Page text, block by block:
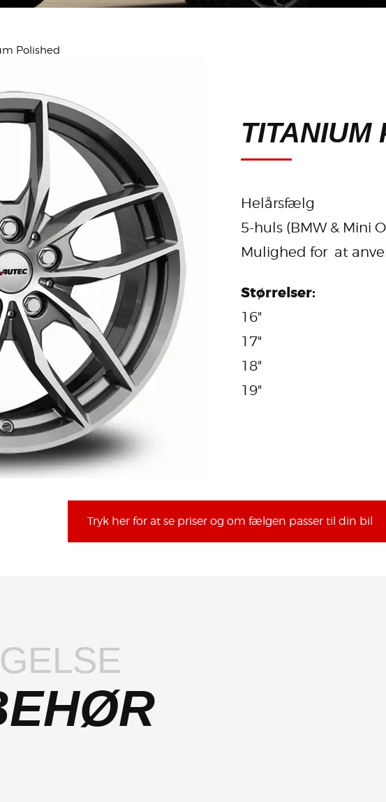
Polished
TITANIUM
Helårsfælg
5-huls (BMW & Mini
Mulighed for at
Størrelser:
16"
17"
18"
19"
Tryk her for at se priser og om fælgen passer til din bil